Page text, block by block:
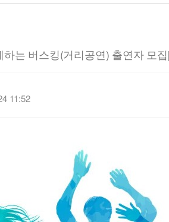
는 버스킹(거리공연) 출연자 모
11:52